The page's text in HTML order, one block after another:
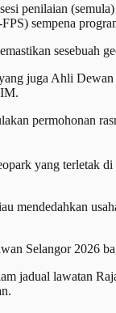
penilaian
sempena
juga Ahli
permohonan
yang terletak
mendedahkan
Selangor 2026
jadual lawatan